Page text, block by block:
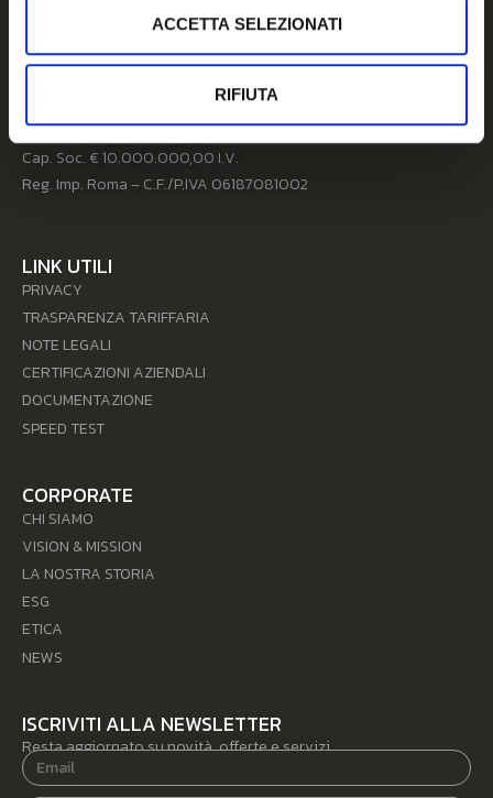
ACCETTA SELEZIONATI
RIFIUTA
Unidata S.p.A. Società Benefit
N. REA 956645 – Codice Univoco: SUBM70N
Pec: unidata@pec.unidata.it
Cap. Soc. € 10.000.000,00 I.V.
Reg. Imp. Roma – C.F./P.IVA 06187081002
LINK UTILI
PRIVACY
TRASPARENZA TARIFFARIA
NOTE LEGALI
CERTIFICAZIONI AZIENDALI
DOCUMENTAZIONE
SPEED TEST
CORPORATE
CHI SIAMO
VISION & MISSION
LA NOSTRA STORIA
ESG
ETICA
NEWS
ISCRIVITI ALLA NEWSLETTER
Resta aggiornato su novità, offerte e servizi.